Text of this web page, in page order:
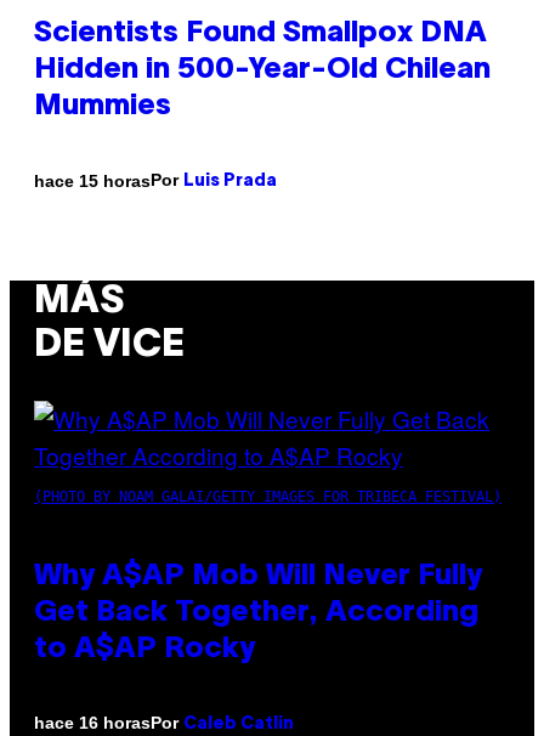
Scientists Found Smallpox DNA
Hidden in 500-Year-Old Chilean
Mummies
hace 15 horasPor Luis Prada
MÁS
DE VICE
(PHOTO BY NOAM GALAI/GETTY IMAGES FOR TRIBECA FESTIVAL)
Why A$AP Mob Will Never Fully
Get Back Together, According
to A$AP Rocky
hace 16 horasPor Caleb Catlin